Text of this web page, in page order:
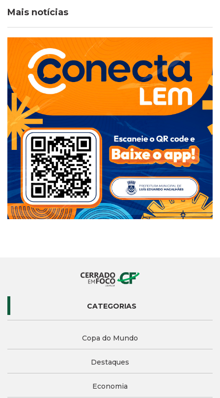
Mais notícias
CATEGORIAS
Copa do Mundo
Destaques
Economia